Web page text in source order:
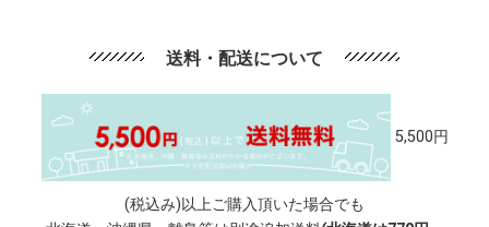
送料・配送について
5,500円
(税込み)以上ご購入頂いた場合でも